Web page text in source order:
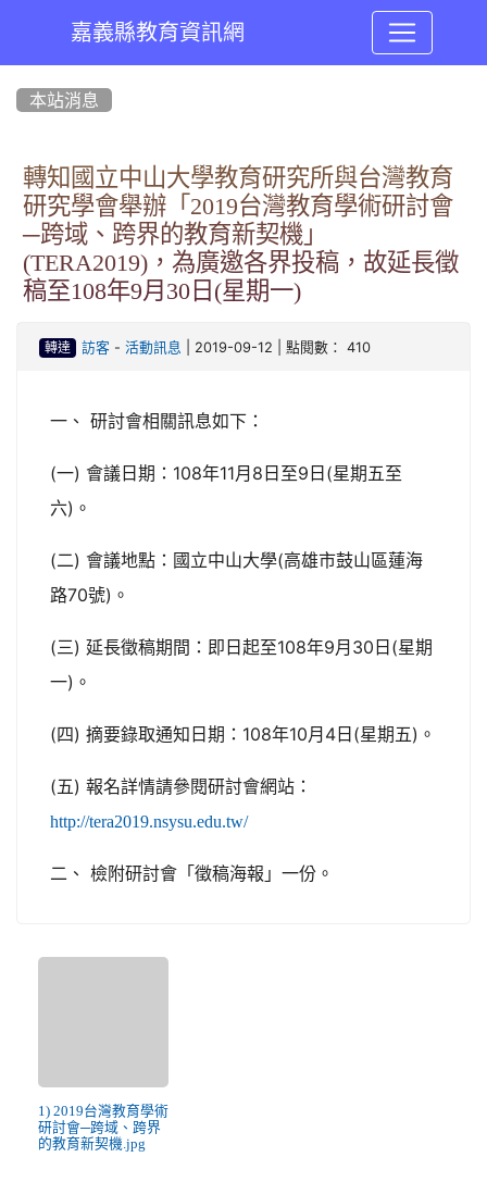
嘉義縣教育資訊網
本站消息
轉知國立中山大學教育研究所與台灣教育
研究學會舉辦「2019台灣教育學術研討會
─跨域、跨界的教育新契機」
(TERA2019)，為廣邀各界投稿，故延長徵
稿至108年9月30日(星期一)
轉達 訪客- 活動訊息 | 2019-09-12 | 點閱數： 410
一、 研討會相關訊息如下：
(一) 會議日期：108年11月8日至9日(星期五至
六)。
(二) 會議地點：國立中山大學(高雄市鼓山區蓮海
路70號)。
(三) 延長徵稿期間：即日起至108年9月30日(星期
一)。
(四) 摘要錄取通知日期：108年10月4日(星期五)。
(五) 報名詳情請參閱研討會網站：
http://tera2019.nsysu.edu.tw/
二、 檢附研討會「徵稿海報」一份。
1) 2019台灣教育學術
研討會─跨域、跨界
的教育新契機.jpg